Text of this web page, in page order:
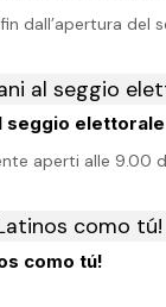
dall’apertura del
seggio
aperti alle 9.00
como tú!